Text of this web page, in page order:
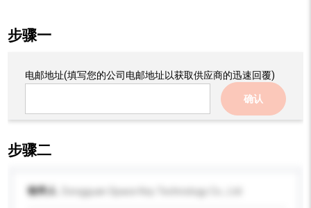
步骤一
电邮地址(填写您的公司电邮地址以获取供应商的迅速回覆)
确认
步骤二
收件人 Dongguan Space Key Technology Co., Ltd